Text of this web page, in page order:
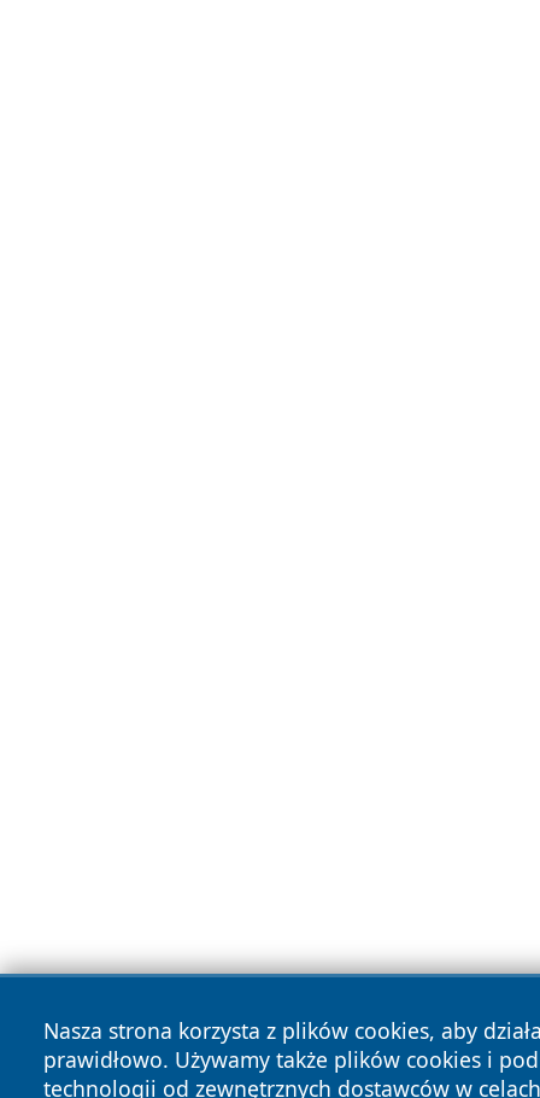
Nasza strona korzysta z plików cookies, aby
prawidłowo. Używamy także plików cookies i
technologii od zewnętrznych dostawców w celach